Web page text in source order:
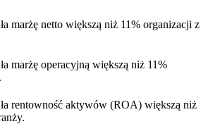
marżę netto większą niż 11% organizacji z
marżę operacyjną większą niż 11%
rentowność aktywów (ROA) większą niż